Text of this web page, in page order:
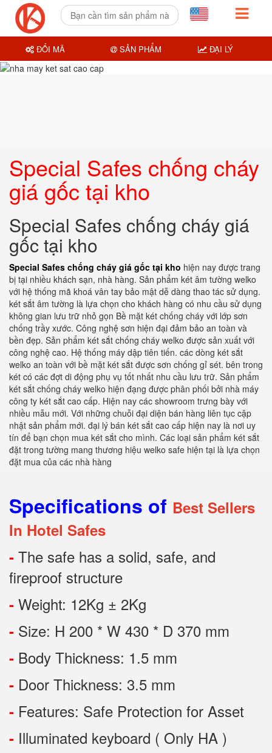
Special Safes chống cháy
giá gốc tại kho
Special Safes chống cháy giá
gốc tại kho
Special Safes chống cháy giá gốc tại kho hiện nay được trang
bị tại nhiều khách sạn, nhà hàng. Sản phẩm két âm tường welko
với hệ thống mã khoá vân tay bảo mật dễ dàng thao tác sử dụng.
két sắt âm tường là lựa chọn cho khách hàng có nhu cầu sử dụng
không gian lưu trữ nhỏ gọn Bề mặt két chống cháy với lớp sơn
chống trầy xước. Công nghệ sơn hiện đại đảm bảo an toàn và
bền đẹp. Sản phẩm két sắt chống cháy welko được sản xuất với
công nghệ cao. Hệ thống máy dập tiên tiến. các dòng két sắt
welko an toàn với bề mặt két sắt được sơn chống gỉ sét. bên trong
két có các đợt di động phụ vụ tốt nhất nhu cầu lưu trữ. Sản phẩm
két sắt chống cháy welko hiện đạng được phân phối bởi nhà máy
công ty két sắt cao cấp. Hiện nay các showroom trưng bày với
nhiều mẫu mới. Với những chuỗi đại diện bán hàng liên tục cập
nhật sản phẩm mới. đại lý bán két sắt cao cấp hiện nay là nơi uy
tín để bạn chọn mua két sắt cho mình. Các loại sản phẩm két sắt
đặt trong tường mang thương hiệu welko safe hiện tại là lựa chọn
đặt mua của các nhà hàng
Specifications of Best Sellers
In Hotel Safes
- The safe has a solid, safe, and
fireproof structure
- Weight: 12Kg ± 2Kg
- Size: H 200 * W 430 * D 370 mm
- Body Thickness: 1.5 mm
- Door Thickness: 3.5 mm
- Features: Safe Protection for Asset
- Illuminated keyboard ( Only HA )
ĐỔI MÃ SẢN PHẨM ĐẠI LÝ